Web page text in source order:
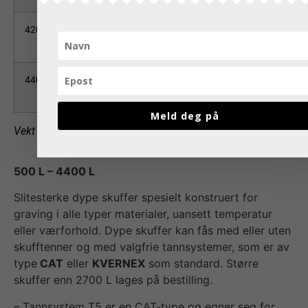
4200HDR
4400HDR 4400
Vekt kan variere alt etter produktversjon.
500 L – 4400 L
Slitesterke dype skuffer spesielt konstruert for
graving i alle typer materialer, uansett temperatur
eller værforhold. Dype skuffer kan fås med eller uten
skufftenner og med valgfrie tannsystemer, som er av
type CAT eller KVERNEX som standard. Større
skuffer enn 2700 L lages på bestilling.
Meld deg på